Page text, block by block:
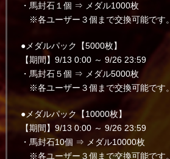
・馬封石１個 ⇒ メダル1000枚
※各ユーザー３個まで交換可能です。
●メダルパック【5000枚】
【期間】9/13 0:00 ～ 9/26 23:59
・馬封石５個 ⇒ メダル5000枚
※各ユーザー３個まで交換可能です。
●メダルパック【10000枚】
【期間】9/13 0:00 ～ 9/26 23:59
・馬封石10個 ⇒ メダル10000枚
※各ユーザー３個まで交換可能です。